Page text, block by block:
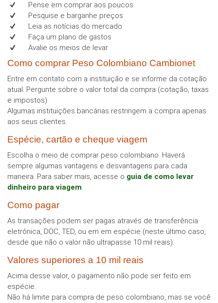
Pense em comprar aos poucos
Pesquise e barganhe preços
Leia as notícias do mercado
Faça um plano de gastos
Avalie os meios de levar
Como comprar Peso Colombiano Cambionet
Entre em contato com a instituição e se informe da cotação
atual. Pergunte sobre o valor total da compra (cotação, taxas
e impostos).
Algumas instituições bancárias restringem a compra apenas
aos seus clientes.
Espécie, cartão e cheque viagem
Escolha o meio de comprar peso colombiano. Haverá
sempre algumas vantagens e desvantagens para cada
maneira. Para saber mais, acesse o guia de como levar
dinheiro para viagem.
Como pagar
As transações podem ser pagas através de transferência
eletrônica, DOC, TED, ou em em espécie (neste último caso,
desde que não o valor não ultrapasse 10 mil reais).
Valores superiores a 10 mil reais
Acima desse valor, o pagamento não pode ser feito em
espécie.
Não há limite para compra de peso colombiano, mas se você